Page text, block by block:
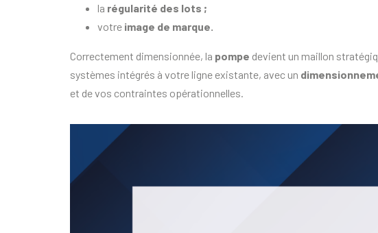
la régularité des lots ;
votre image de marque.
Correctement dimensionnée, la pompe devient un maillon
systèmes intégrés à votre ligne existante, avec un
et de vos contraintes opérationnelles.